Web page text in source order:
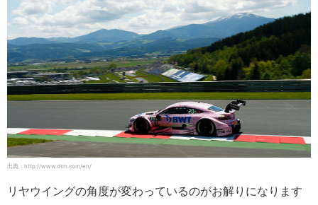
出典：http://www.dtm.com/en/
リヤウイングの角度が変わっているのがお解りになります